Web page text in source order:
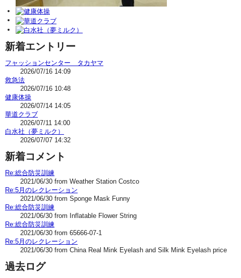
新着エントリー
フャッションセンター タカヤマ
2026/07/16 14:09
救急法
2026/07/16 10:48
健康体操
2026/07/14 14:05
華道クラブ
2026/07/11 14:00
白水社（夢ミルク）
2026/07/07 14:32
新着コメント
Re:総合防災訓練
2021/06/30 from Weather Station Costco
Re:5月のレクレーション
2021/06/30 from Sponge Mask Funny
Re:総合防災訓練
2021/06/30 from Inflatable Flower String
Re:総合防災訓練
2021/06/30 from 65666-07-1
Re:5月のレクレーション
2021/06/30 from China Real Mink Eyelash and Silk Mink Eyelash price
過去ログ